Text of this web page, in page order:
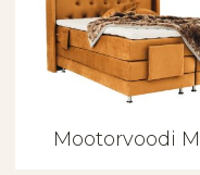
Mootorvoodi